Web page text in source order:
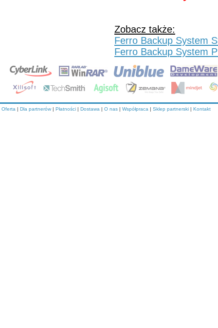
Zobacz także:
Ferro Backup System
Ferro Backup System
Oferta | Dla partnerów | Płatności | Dostawa | O nas | Współpraca | Sklep partnerski | Kontakt